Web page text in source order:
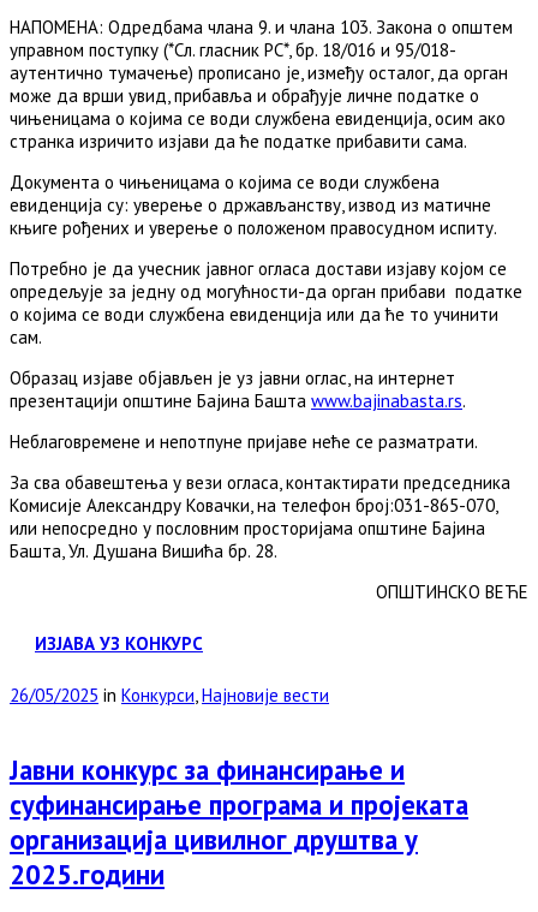
НАПОМЕНА: Одредбама члана 9. и члана 103. Закона о општем
управном поступку (*Сл. гласник РС*, бр. 18/016 и 95/018-
аутентично тумачење) прописано је, између осталог, да орган
може да врши увид, прибавља и обрађује личне податке о
чињеницама о којима се води службена евиденција, осим ако
странка изричито изјави да ће податке прибавити сама.
Документа о чињеницама о којима се води службена
евиденција су: уверење о држављанству, извод из матичне
књиге рођених и уверење о положеном правосудном испиту.
Потребно је да учесник јавног огласа достави изјаву којом се
опредељује за једну од могућности-да орган прибави податке
о којима се води службена евиденција или да ће то учинити
сам.
Образац изјаве објављен је уз јавни оглас, на интернет
презентацији општине Бајина Башта www.bajinabasta.rs.
Неблаговремене и непотпуне пријаве неће се разматрати.
За сва обавештења у вези огласа, контактирати председника
Комисије Александру Ковачки, на телефон број:031-865-070,
или непосредно у пословним просторијама општине Бајина
Башта, Ул. Душана Вишића бр. 28.
ОПШТИНСКО ВЕЋЕ
ИЗЈАВА УЗ КОНКУРС
26/05/2025 in Конкурси,Најновије вести
Јавни конкурс за финансирање и
суфинансирање програма и пројеката
организација цивилног друштва у
2025.години